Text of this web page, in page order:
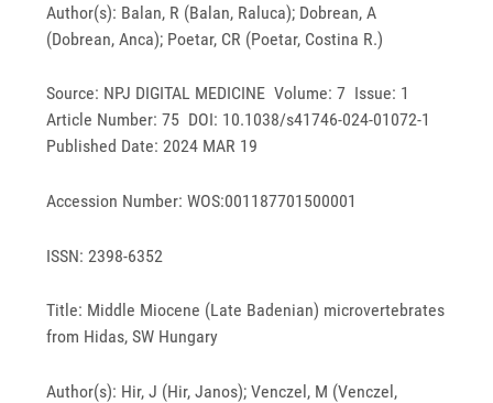
Author(s): Balan, R (Balan, Raluca); Dobrean, A
(Dobrean, Anca); Poetar, CR (Poetar, Costina R.)
Source: NPJ DIGITAL MEDICINE Volume: 7 Issue: 1
Article Number: 75 DOI: 10.1038/s41746-024-01072-1
Published Date: 2024 MAR 19
Accession Number: WOS:001187701500001
ISSN: 2398-6352
Title: Middle Miocene (Late Badenian) microvertebrates
from Hidas, SW Hungary
Author(s): Hir, J (Hir, Janos); Venczel, M (Venczel,